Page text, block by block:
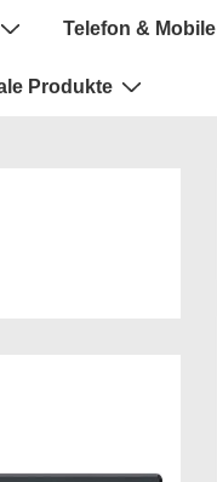
Telefon & Mobile
Produkte